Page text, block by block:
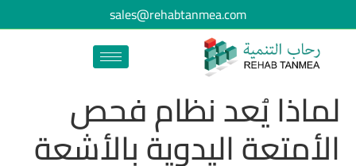
sales@rehabtanmea.com
لماذا يُعد نظام فحص
الأمتعة اليدوية بالأشعة